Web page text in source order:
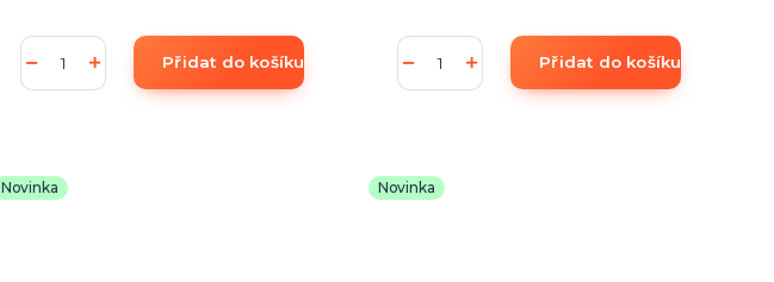
Přidat do košíku Přidat do košíku
Novinka Novinka